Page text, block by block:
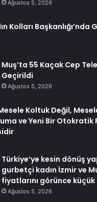
Ağustos 5, 2026
Kolları Başkanlığı’nda
Muş’ta 55 Kaçak Cep
Geçirildi
Ağustos 5, 2026
Koltuk Değil,
ve Yeni Bir Otokratik
Türkiye’ye kesin dönüş
gurbetçi kadın İzmir ve
fiyatlarını görünce
Ağustos 5, 2026